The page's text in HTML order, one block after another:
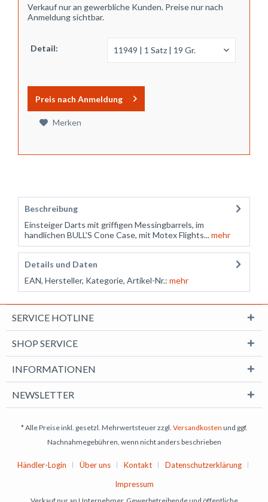
Verkauf nur an gewerbliche Kunden. Preise nur nach
Anmeldung sichtbar.
Detail:
Preis nach Anmeldung
Merken
Beschreibung
Einsteiger Darts mit griffigen Messingbarrels, im
handlichen BULL'S Cone Case, mit Motex Flights...mehr
Details und Daten
EAN, Hersteller, Kategorie, Artikel-Nr.: mehr
SERVICE HOTLINE
SHOP SERVICE
INFORMATIONEN
NEWSLETTER
* Alle Preise inkl. gesetzl. Mehrwertsteuer zzgl. Versandkosten und ggf.
Nachnahmegebühren, wenn nicht anders beschrieben
Händler-Login Über uns Kontakt
Datenschutzerklärung
Impressum